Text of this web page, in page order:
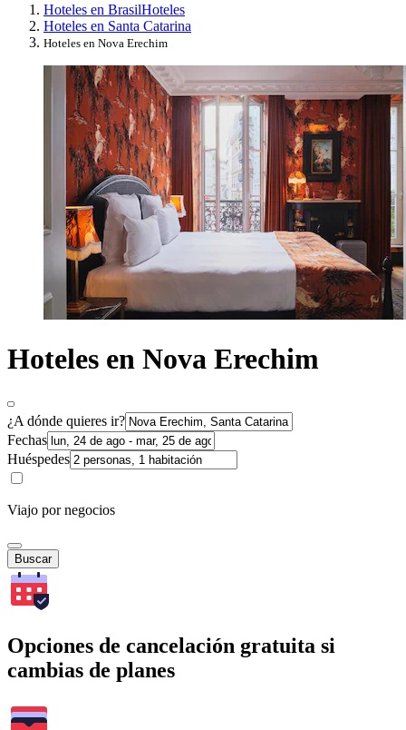
Hoteles en BrasilHoteles
Hoteles en Santa Catarina
Hoteles en Nova Erechim
Hoteles en Nova Erechim
¿A dónde quieres ir?
Fechas
Huéspedes
Viajo por negocios
Buscar
Opciones de cancelación gratuita si
cambias de planes